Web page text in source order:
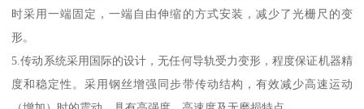
时采用一端固定，一端自由伸缩的方式安装，减少了光栅尺的变
形。
5.传动系统采用国际的设计，无任何导轨受力变形，程度保证机器精
度和稳定性。采用钢丝增强同步带传动结构，有效减少高速运动